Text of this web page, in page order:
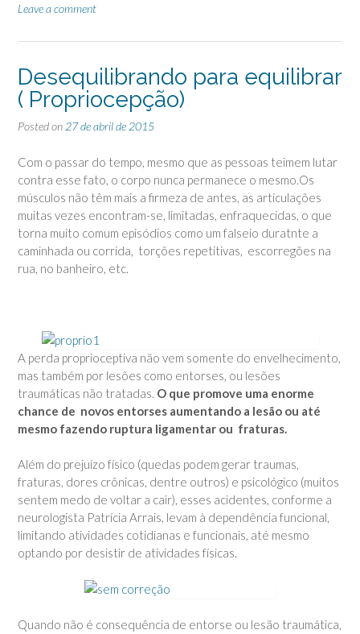
Leave a comment
Desequilibrando para equilibrar
( Propriocepção)
Posted on 27 de abril de 2015
Com o passar do tempo, mesmo que as pessoas teimem lutar
contra esse fato, o corpo nunca permanece o mesmo.Os
músculos não têm mais a firmeza de antes, as articulações
muitas vezes encontram-se, limitadas, enfraquecidas, o que
torna muito comum episódios como um falseio duratnte a
caminhada ou corrida, torções repetitivas, escorregões na
rua, no banheiro, etc.
A perda proprioceptiva não vem somente do envelhecimento,
mas também por lesões como entorses, ou lesões
traumáticas não tratadas. O que promove uma enorme
chance de novos entorses aumentando a lesão ou até
mesmo fazendo ruptura ligamentar ou fraturas.
Além do prejuízo físico (quedas podem gerar traumas,
fraturas, dores crônicas, dentre outros) e psicológico (muitos
sentem medo de voltar a cair), esses acidentes, conforme a
neurologista Patrícia Arrais, levam à dependência funcional,
limitando atividades cotidianas e funcionais, até mesmo
optando por desistir de atividades físicas.
Quando não é consequência de entorse ou lesão traumática,